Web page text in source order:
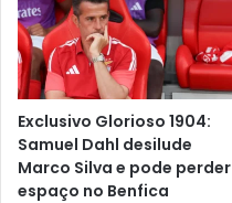
Exclusivo Glorioso 1904:
Samuel Dahl desilude
Marco Silva e pode perder
espaço no Benfica